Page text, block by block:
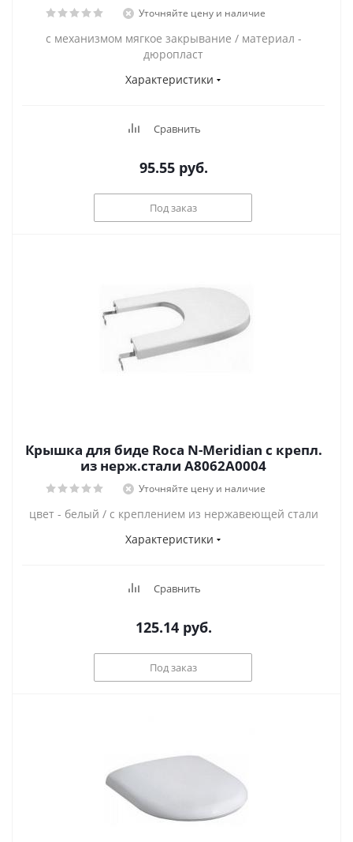
Уточняйте цену и наличие
с механизмом мягкое закрывание / материал -
дюропласт
Характеристики
Сравнить
95.55 руб.
Под заказ
Крышка для биде Roca N-Meridian с крепл.
из нерж.стали А8062А0004
Уточняйте цену и наличие
цвет - белый / с креплением из нержавеющей стали
Характеристики
Сравнить
125.14 руб.
Под заказ